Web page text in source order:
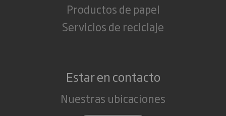
Productos de papel
Servicios de reciclaje
Estar en contacto
Nuestras ubicaciones